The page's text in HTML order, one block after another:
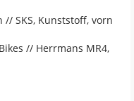
SKS, Kunststoff, vorn
// Herrmans MR4,